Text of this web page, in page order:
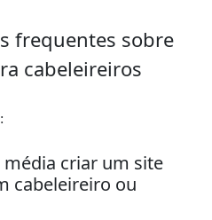
frequentes sobre
cabeleireiros
criar um site
cabeleireiro ou